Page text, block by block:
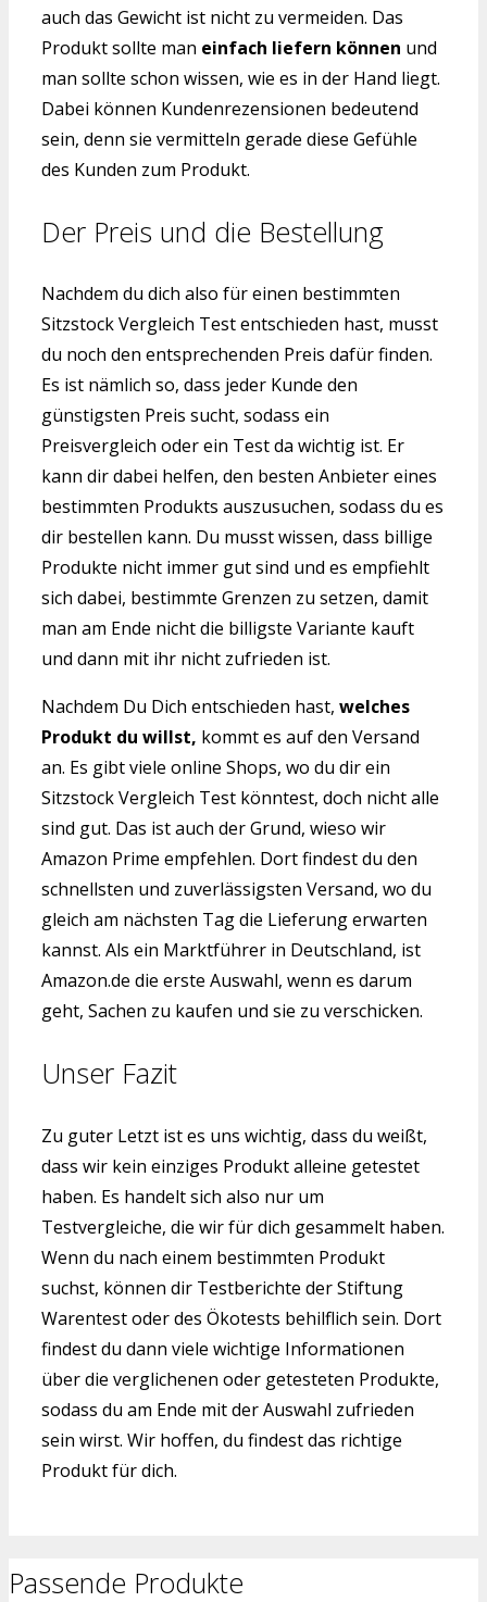
auch das Gewicht ist nicht zu vermeiden. Das
Produkt sollte man einfach liefern können und
man sollte schon wissen, wie es in der Hand liegt.
Dabei können Kundenrezensionen bedeutend
sein, denn sie vermitteln gerade diese Gefühle
des Kunden zum Produkt.
Der Preis und die Bestellung
Nachdem du dich also für einen bestimmten
Sitzstock Vergleich Test entschieden hast, musst
du noch den entsprechenden Preis dafür finden.
Es ist nämlich so, dass jeder Kunde den
günstigsten Preis sucht, sodass ein
Preisvergleich oder ein Test da wichtig ist. Er
kann dir dabei helfen, den besten Anbieter eines
bestimmten Produkts auszusuchen, sodass du es
dir bestellen kann. Du musst wissen, dass billige
Produkte nicht immer gut sind und es empfiehlt
sich dabei, bestimmte Grenzen zu setzen, damit
man am Ende nicht die billigste Variante kauft
und dann mit ihr nicht zufrieden ist.
Nachdem Du Dich entschieden hast, welches
Produkt du willst, kommt es auf den Versand
an. Es gibt viele online Shops, wo du dir ein
Sitzstock Vergleich Test könntest, doch nicht alle
sind gut. Das ist auch der Grund, wieso wir
Amazon Prime empfehlen. Dort findest du den
schnellsten und zuverlässigsten Versand, wo du
gleich am nächsten Tag die Lieferung erwarten
kannst. Als ein Marktführer in Deutschland, ist
Amazon.de die erste Auswahl, wenn es darum
geht, Sachen zu kaufen und sie zu verschicken.
Unser Fazit
Zu guter Letzt ist es uns wichtig, dass du weißt,
dass wir kein einziges Produkt alleine getestet
haben. Es handelt sich also nur um
Testvergleiche, die wir für dich gesammelt haben.
Wenn du nach einem bestimmten Produkt
suchst, können dir Testberichte der Stiftung
Warentest oder des Ökotests behilflich sein. Dort
findest du dann viele wichtige Informationen
über die verglichenen oder getesteten Produkte,
sodass du am Ende mit der Auswahl zufrieden
sein wirst. Wir hoffen, du findest das richtige
Produkt für dich.
Passende Produkte